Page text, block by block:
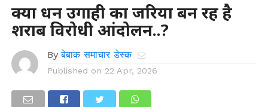
क्या धन उगाही का जरिया बन रह है
शराब विरोधी आंदोलन..?
By बेबाक समाचार डेस्क
Published on 22 Apr, 2026